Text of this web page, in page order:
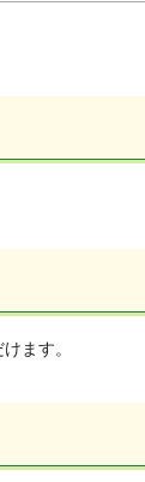
ます。